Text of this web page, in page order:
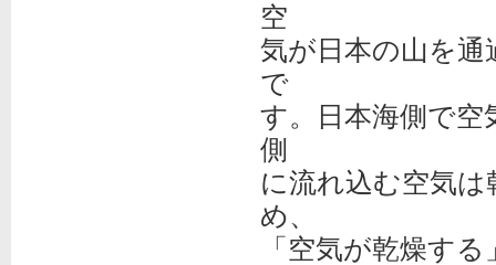
空
気が日本の山を
で
す。日本海側で
側
に流れ込む空気
め、
「空気が乾燥す